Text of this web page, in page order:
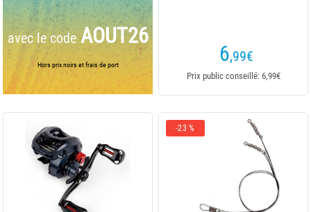
avec le code AOUT26
Hors prix noirs et frais de port 6,99€
Prix public conseillé: 6,99€
-23 %